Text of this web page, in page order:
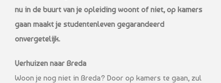
nu in de buurt van je opleiding woont of niet, op kamers
gaan maakt je studentenleven gegarandeerd
onvergetelijk.
Verhuizen naar Breda
Woon je nog niet in Breda? Door op kamers te gaan, zul